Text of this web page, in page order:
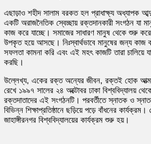
এছাড়াও শহীদ সালাম বরকত হল প্রাধাক্ষ্য অধ্যাপক
একটি অরাজনৈতিক স্বেচ্ছায় রক্তদানকারী সংগঠন যা
কাজ করে যাচ্ছে। সমাজের সাধারণ মানুষ থেকে শুরু
উপকৃত হয়ে আসছে। নিঃস্বার্থভাবে মানুষের জন্য কাজ
সফলতা কামনা করি এবং এই মহৎ কাজটি তারা চালিয়ে
করছি।
উল্লেখ্য, একের রক্ত অন্যের জীবন, রক্তই হোক
রেখে ১৯৯৭ সালের ২৪ অক্টোবর ঢাকা বিশ্ববিদ্যালয়
রক্তদাতাদের এই সংগঠনটি। পরবর্তীতে স্নাতক ও
বিভিন্ন শিক্ষাপ্রতিষ্ঠানে ছড়িয়ে পড়ে বাঁধনের
জাহাঙ্গীরনগর বিশ্ববিদ্যালয়ের কার্যক্রম শুরু হয়।